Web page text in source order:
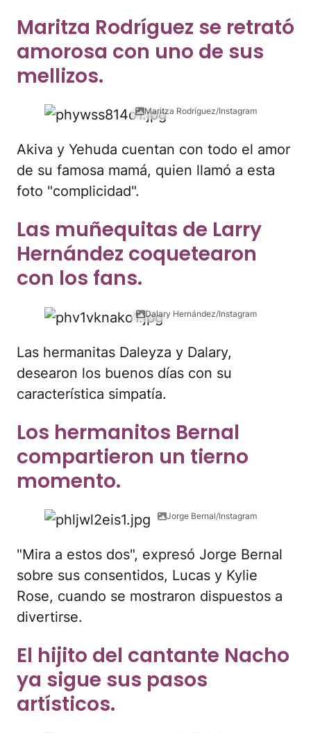
Maritza Rodríguez se retrató
amorosa con uno de sus
mellizos.
Maritza Rodríguez/Instagram
Akiva y Yehuda cuentan con todo el amor
de su famosa mamá, quien llamó a esta
foto "complicidad".
Las muñequitas de Larry
Hernández coquetearon
con los fans.
Dalary Hernández/Instagram
Las hermanitas Daleyza y Dalary,
desearon los buenos días con su
característica simpatía.
Los hermanitos Bernal
compartieron un tierno
momento.
Jorge Bernal/Instagram
"Mira a estos dos", expresó Jorge Bernal
sobre sus consentidos, Lucas y Kylie
Rose, cuando se mostraron dispuestos a
divertirse.
El hijito del cantante Nacho
ya sigue sus pasos
artísticos.